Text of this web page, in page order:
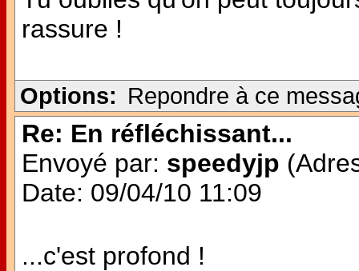
rassure !
Options: Repondre à ce
Re: En réfléchissant...
Envoyé par: speedyjp
Date: 09/04/10 11:09
...c'est profond !